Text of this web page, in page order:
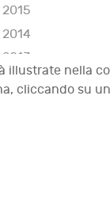
nella
cliccando su